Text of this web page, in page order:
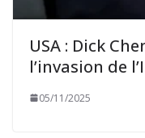
USA : Dick
l’invasion de
05/11/2025